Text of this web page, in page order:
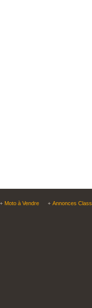
Moto à Vendre
Annonces